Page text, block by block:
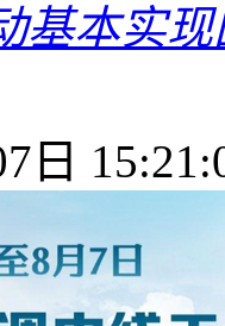
基本实
日